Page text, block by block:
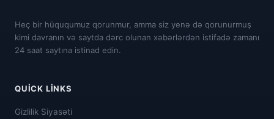
Heç bir hüququmuz qorunmur, amma siz yenə də qorunurmuş
kimi davranın və saytda dərc olunan xəbərlərdən istifadə zamanı
24 saat saytına istinad edin.
QUICK LINKS
Gizlilik Siyasəti